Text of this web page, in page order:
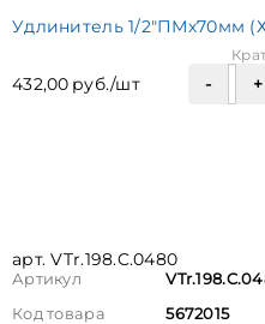
Удлинитель 1/2"ПМх70мм
432,00 руб./шт
арт. VTr.198.C.0480
Артикул
Код товара
5672015